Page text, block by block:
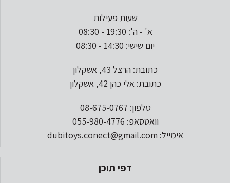
שעות פעילות
א' - ה': 19:30 - 08:30
יום שישי: 14:30 - 08:30
כתובת: הרצל 43, אשקלון
כתובת: אלי כהן 42, אשקלון
טלפון: 08-675-0767
וואטסאפ: 055-980-4776
אימייל: dubitoys.conect@gmail.com
דפי תוכן